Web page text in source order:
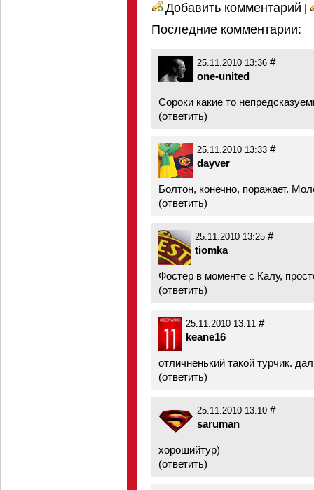
Добавить комментарий |
Последние комментарии:
25.11.2010 13:36 #
one-united
Сороки какие то
(ответить)
25.11.2010 13:33 #
dayver
Болтон, конечно, поражает.
(ответить)
25.11.2010 13:25 #
tiomka
Фостер в моменте с Калу,
(ответить)
25.11.2010 13:11 #
keane16
отличненький такой турчик.
(ответить)
25.11.2010 13:10 #
saruman
хорошийтур)
(ответить)